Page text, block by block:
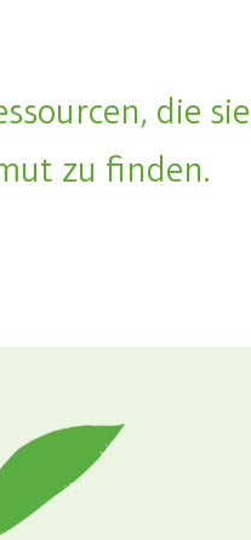
die sie
zu finden.